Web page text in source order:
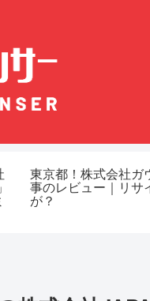
東京都！株式会社ガ
事のレビュー｜リサ
が？